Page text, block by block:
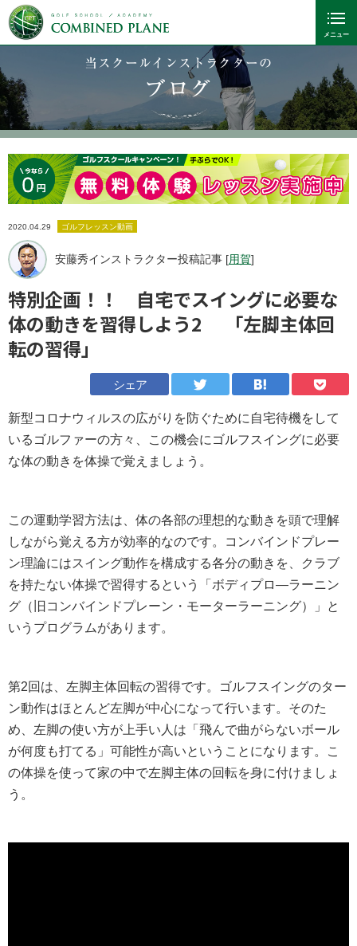
当スクールインストラクターの
ブログ
2020.04.29 ゴルフレッスン動画
安藤秀インストラクター投稿記事 [用賀]
特別企画！！ 自宅でスイングに必要な
体の動きを習得しよう2 「左脚主体回
転の習得」
シェア
新型コロナウィルスの広がりを防ぐために自宅待機をして
いるゴルファーの方々、この機会にゴルフスイングに必要
な体の動きを体操で覚えましょう。
この運動学習方法は、体の各部の理想的な動きを頭で理解
しながら覚える方が効率的なのです。コンバインドプレー
ン理論にはスイング動作を構成する各分の動きを、クラブ
を持たない体操で習得するという「ボディプロ―ラーニン
グ（旧コンバインドプレーン・モーターラーニング）」と
いうプログラムがあります。
第2回は、左脚主体回転の習得です。ゴルフスイングのター
ン動作はほとんど左脚が中心になって行います。そのた
め、左脚の使い方が上手い人は「飛んで曲がらないボール
が何度も打てる」可能性が高いということになります。こ
の体操を使って家の中で左脚主体の回転を身に付けましょ
う。